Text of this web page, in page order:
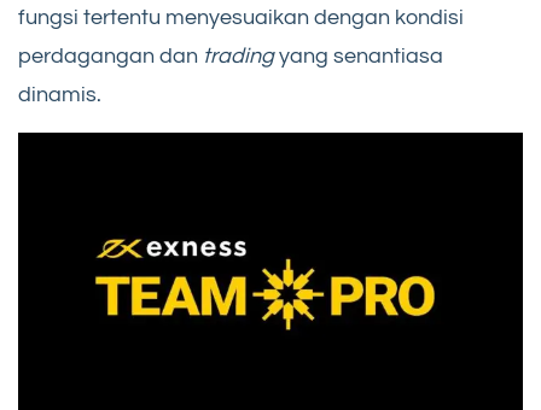
fungsi tertentu menyesuaikan dengan kondisi
perdagangan dan tradingyang senantiasa
dinamis.